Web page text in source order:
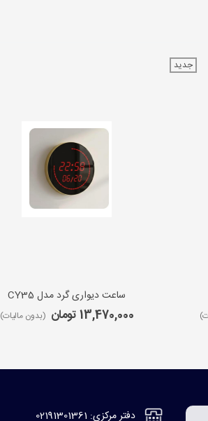
جدید
ساعت دیواری گرد مدل CY35
13,470,000 تومان (بدون مالیات)
دفتر مرکزی: 02191301361